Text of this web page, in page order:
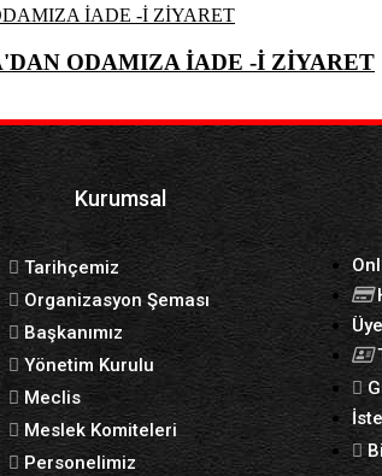
ODAMIZA İADE -İ ZİYARET
Kurumsal
Tarihçemiz
Organizasyon Şeması
Başkanımız
Yönetim Kurulu
Meclis
Meslek Komiteleri
Personelimiz